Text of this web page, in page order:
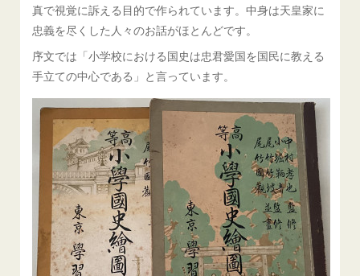
真で視覚に訴える目的で作られています。中身は天皇家に
忠義を尽くした人々のお話がほとんどです。
序文では「小学校における国史は忠君愛国を国民に教える
手立ての中心である」と言っています。